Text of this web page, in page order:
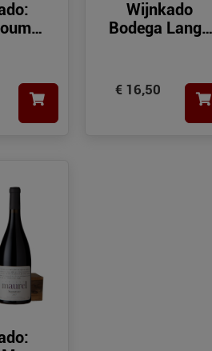
IGP
Wijnkado
Bodega Langa
€ 16,50